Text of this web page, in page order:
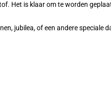
Het is klaar om te worden
jubilea, of een andere speciale